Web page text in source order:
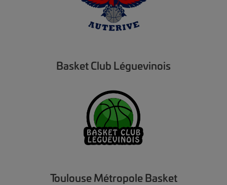
Basket Club Léguevinois
Toulouse Métropole Basket